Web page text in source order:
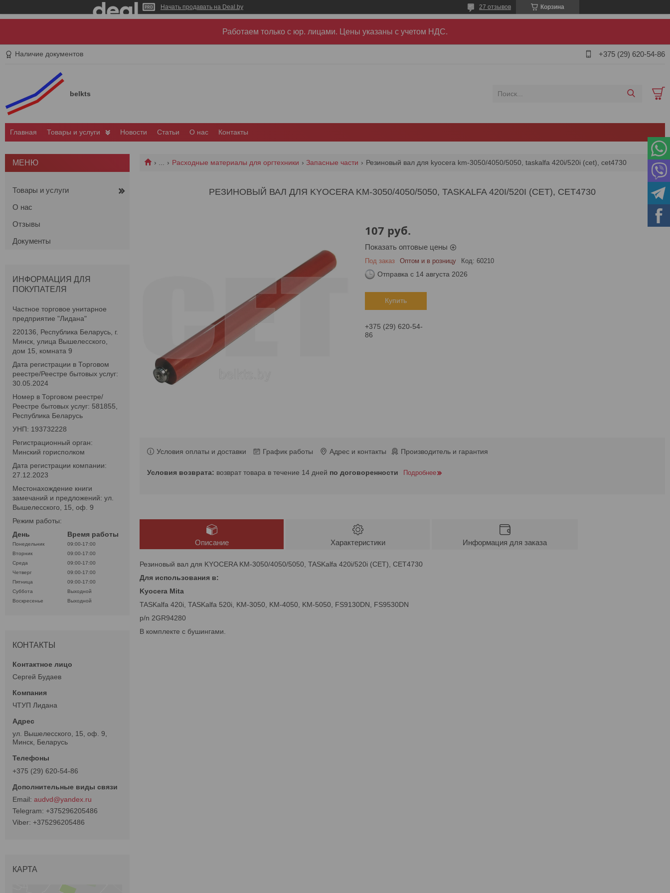
Начать продавать на Deal.by Корзина
27 отзывов
Работаем только с юр. лицами. Цены указаны c учетом НДС.
Наличие документов +375 (29) 620-54-86
belkts
Главная Товары и услуги Новости Статьи О нас Контакты
Расходные материалы для оргтехники Запасные части Резиновый вал для kyocera km-3050/4050/5050, taskalfa 420i/520i (cet), cet4730
РЕЗИНОВЫЙ ВАЛ ДЛЯ KYOCERA KM-3050/4050/5050, TASKALFA 420I/520I (CET), CET4730
107 руб.
Показать оптовые цены
Под заказ Оптом и в розницу Код: 60210
Отправка с 14 августа 2026
Купить
+375 (29) 620-54-
86
Условия оплаты и доставки График работы Адрес и контакты Производитель и гарантия
возврат товара в течение 14 дней по договоренности Подробнее
Описание Характеристики Информация для заказа
Резиновый вал для KYOCERA KM-3050/4050/5050, TASKalfa 420i/520i (CET), CET4730
Для использования в:
Kyocera Mita
TASKalfa 420i, TASKalfa 520i, KM-3050, KM-4050, KM-5050, FS9130DN, FS9530DN
p/n 2GR94280
В комплекте с бушингами.
Товары и услуги
О нас
Отзывы
Документы
ИНФОРМАЦИЯ ДЛЯ
ПОКУПАТЕЛЯ
Частное торговое унитарное
предприятие "Лидана"
220136, Республика Беларусь, г.
Минск, улица Вышелесского,
дом 15, комната 9
Дата регистрации в Торговом
реестре/Реестре бытовых услуг:
30.05.2024
Номер в Торговом реестре/
Реестре бытовых услуг: 581855,
Республика Беларусь
УНП: 193732228
Регистрационный орган:
Минский горисполком
Дата регистрации компании:
27.12.2023
Местонахождение книги
замечаний и предложений: ул.
Вышелесского, 15, оф. 9
Режим работы:
День
Время работы
Понедельник
09:00-17:00
Вторник
09:00-17:00
Среда
09:00-17:00
Четверг
09:00-17:00
Пятница
09:00-17:00
Суббота
Выходной
Воскресенье
Выходной
КОНТАКТЫ
Сергей Будаев
ЧТУП Лидана
ул. Вышелесского, 15, оф. 9,
Минск, Беларусь
+375 (29) 620-54-86
audvd@yandex.ru
+375296205486
+375296205486
КАРТА